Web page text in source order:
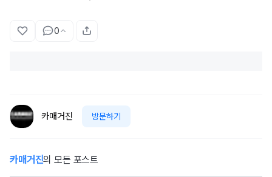
0
카매거진 방문하기
카매거진의 모든 포스트